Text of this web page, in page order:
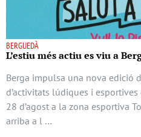
BERGUEDÀ
L’estiu més actiu es viu a
Berga impulsa una nova edició
d’activitats lúdiques i
28 d’agost a la zona esportiva
arriba a l …